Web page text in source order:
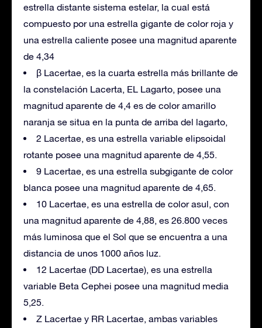
estrella distante sistema estelar, la cual está
compuesto por una estrella gigante de color roja y
una estrella caliente posee una magnitud aparente
de 4,34
β Lacertae, es la cuarta estrella más brillante de
la constelación Lacerta, EL Lagarto, posee una
magnitud aparente de 4,4 es de color amarillo
naranja se situa en la punta de arriba del lagarto,
2 Lacertae, es una estrella variable elipsoidal
rotante posee una magnitud aparente de 4,55.
9 Lacertae, es una estrella subgigante de color
blanca posee una magnitud aparente de 4,65.
10 Lacertae, es una estrella de color asul, con
una magnitud aparente de 4,88, es 26.800 veces
más luminosa que el Sol que se encuentra a una
distancia de unos 1000 años luz.
12 Lacertae (DD Lacertae), es una estrella
variable Beta Cephei posee una magnitud media
5,25.
Z Lacertae y RR Lacertae, ambas variables